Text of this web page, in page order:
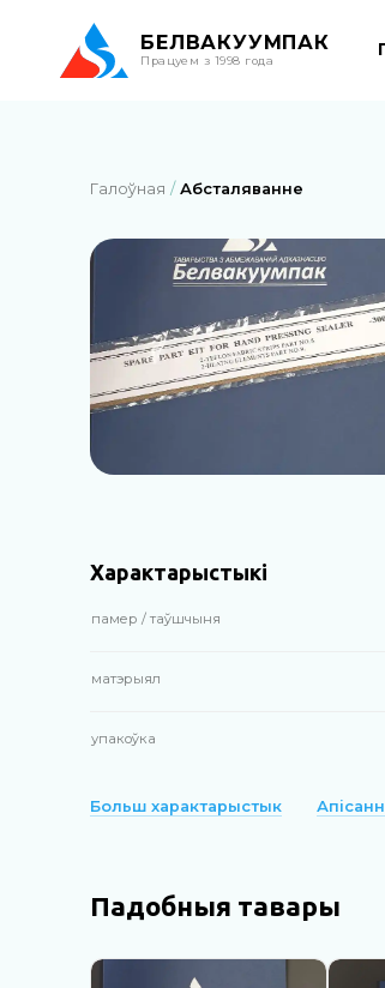
БЕЛВАКУУМПАК
Працуем з 1998 года
Галоўная Абсталяванне
Характарыстыкі
памер / таўшчыня
матэрыял
упакоўка
Больш характарыстык
Падобныя тавары